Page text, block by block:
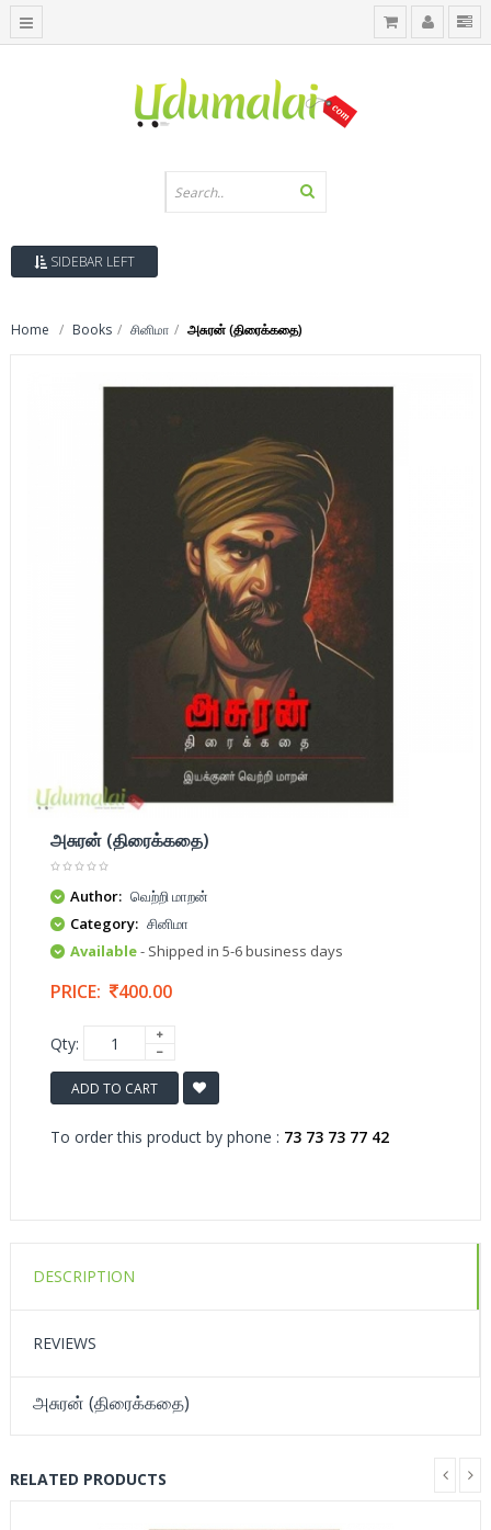
SIDEBAR LEFT
Home Books சினிமா அசுரன் (திரைக்கதை)
அசுரன் (திரைக்கதை)
Author: வெற்றி மாறன்
Category: சினிமா
Available- Shipped in 5-6 business days
PRICE: 400.00
Qty:
ADD TO CART
To order this product by phone : 73 73 73 77 42
DESCRIPTION
REVIEWS
அசுரன் (திரைக்கதை)
RELATED PRODUCTS